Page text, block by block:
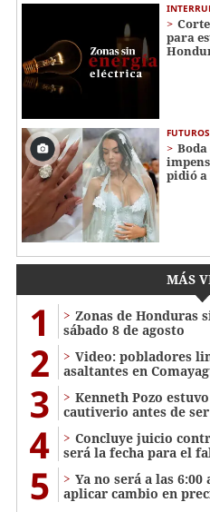
para
pidió a
MÁS
1
Zonas de Honduras
sábado 8 de agosto
2
Video: pobladores
asaltantes en
3
Kenneth Pozo
cautiverio antes de
4
Concluye juicio
será la fecha para el
5
Ya no será a las
aplicar cambio en